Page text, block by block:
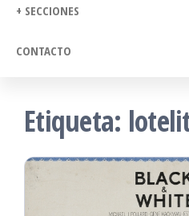
+ SECCIONES
CONTACTO
Etiqueta: